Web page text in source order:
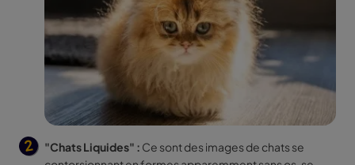
"Chats Liquides" : Ce sont des images de chats se